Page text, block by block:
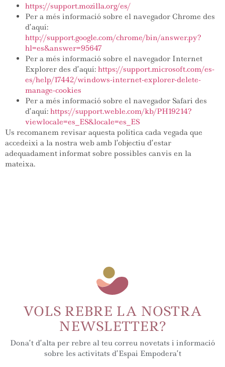
https://support.mozilla.org/es/
Per a més informació sobre el navegador Chrome des
d’aquí:
http://support.google.com/chrome/bin/answer.py?
hl=es&answer=95647
Per a més informació sobre el navegador Internet
Explorer des d’aquí: https://support.microsoft.com/es-
es/help/17442/windows-internet-explorer-delete-
manage-cookies
Per a més informació sobre el navegador Safari des
d’aquí: https://support.weble.com/kb/PH19214?
viewlocale=es_ES&locale=es_ES
Us recomanem revisar aquesta política cada vegada que
accedeixi a la nostra web amb l’objectiu d’estar
adequadament informat sobre possibles canvis en la
mateixa.
VOLS REBRE LA NOSTRA
NEWSLETTER?
Dona’t d’alta per rebre al teu correu novetats i informació
sobre les activitats d’Espai Empodera’t